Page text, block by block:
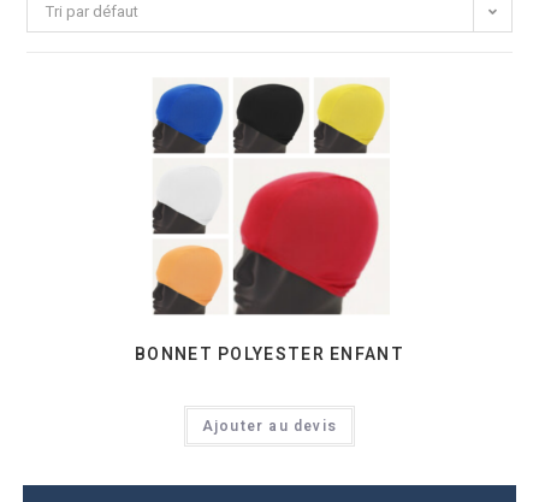
Tri par défaut
BONNET POLYESTER ENFANT
Ajouter au devis